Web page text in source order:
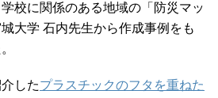
校に関係のある地域の「防災マッ
大学 石内先生から作成事例をも
したプラスチックのフタを重ねた